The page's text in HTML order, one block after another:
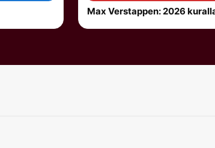
Max Verstappen: 2026